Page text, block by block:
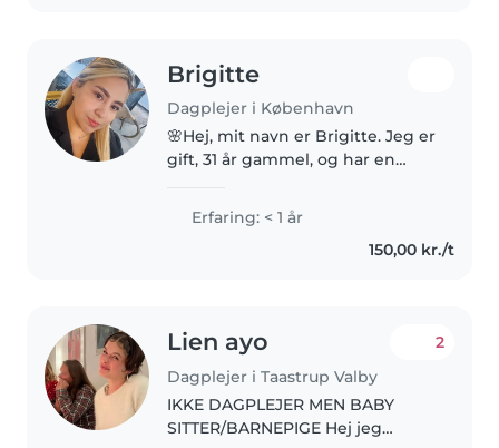
Brigitte
Dagplejer i København
🌸Hej, mit navn er Brigitte. Jeg er
gift, 31 år gammel, og har en
børn, og jeg har arbejdet som
pædagogmedhjælper i en
børnehave. Jeg er i øjeblikket..
Erfaring: < 1 år
150,00 kr./t
Lien ayo
Dagplejer i Taastrup Valby
2
IKKE DAGPLEJER MEN BABY
SITTER/BARNEPIGE Hej jeg